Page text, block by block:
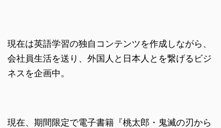
現在は英語学習の独自コンテンツを作成しながら、
会社員生活を送り、外国人と日本人とを繋げるビジ
ネスを企画中。
現在、期間限定で電子書籍『桃太郎・鬼滅の刃から